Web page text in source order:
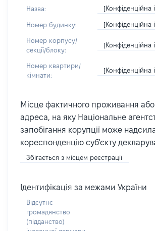
Назва: [Конфіденційна
Номер будинку: [Конфіденційна
Номер корпусу/
секції/блоку:
[Конфіденційна
Номер квартири/
кімнати:
[Конфіденційна
Місце фактичного проживання
адреса, на яку Національне
запобігання корупції може
кореспонденцію суб'єкту
Збігається з місцем реєстрації
Ідентифікація за межами України
Відсутнє
громадянство
(підданство)